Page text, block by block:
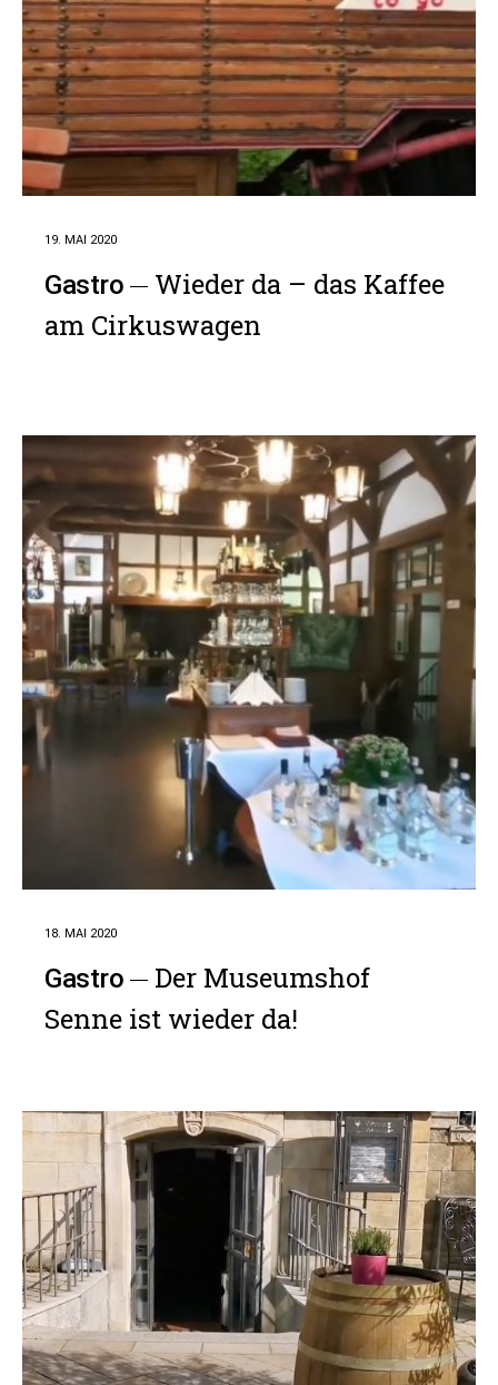
19. MAI 2020
Gastro
Wieder da – das Kaffee
am Cirkuswagen
18. MAI 2020
Gastro
Der Museumshof
Senne ist wieder da!